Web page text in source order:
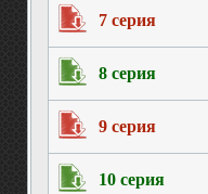
7 серия
8 серия
9 серия
10 серия